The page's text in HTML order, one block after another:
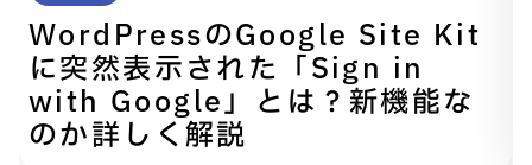
WordPressのGoogle Site Kit
に突然表示された「Sign in
with Google」とは？新機能な
のか詳しく解説